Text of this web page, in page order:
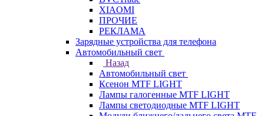
XIAOMI
ПРОЧИЕ
РЕКЛАМА
Зарядные устройства для телефона
Автомобильный свет
Назад
Автомобильный свет
Ксенон MTF LIGHT
Лампы галогенные MTF LIGHT
Лампы светодиодные MTF LIGHT